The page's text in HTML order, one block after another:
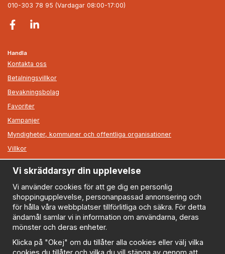
010-303 78 95 (Vardagar 08:00-17:00)
Handla
Kontakta oss
Betalningsvillkor
Bevakningsbolag
Favoriter
Kampanjer
Myndigheter, kommuner och offentliga organisationer
Villkor
Information
Om oss
Nyheter
Nyhetsbrev
Logga in
Om cookies
Vi skräddarsyr din upplevelse
Vi använder cookies för att ge dig en personlig
shoppingupplevelse, personanpassad annonsering och
för hålla våra webbplatser tillförlitliga och säkra. För detta
ändamål samlar vi in information om användarna, deras
mönster och deras enheter.
Klicka på "Okej" om du tillåter alla cookies eller välj vilka